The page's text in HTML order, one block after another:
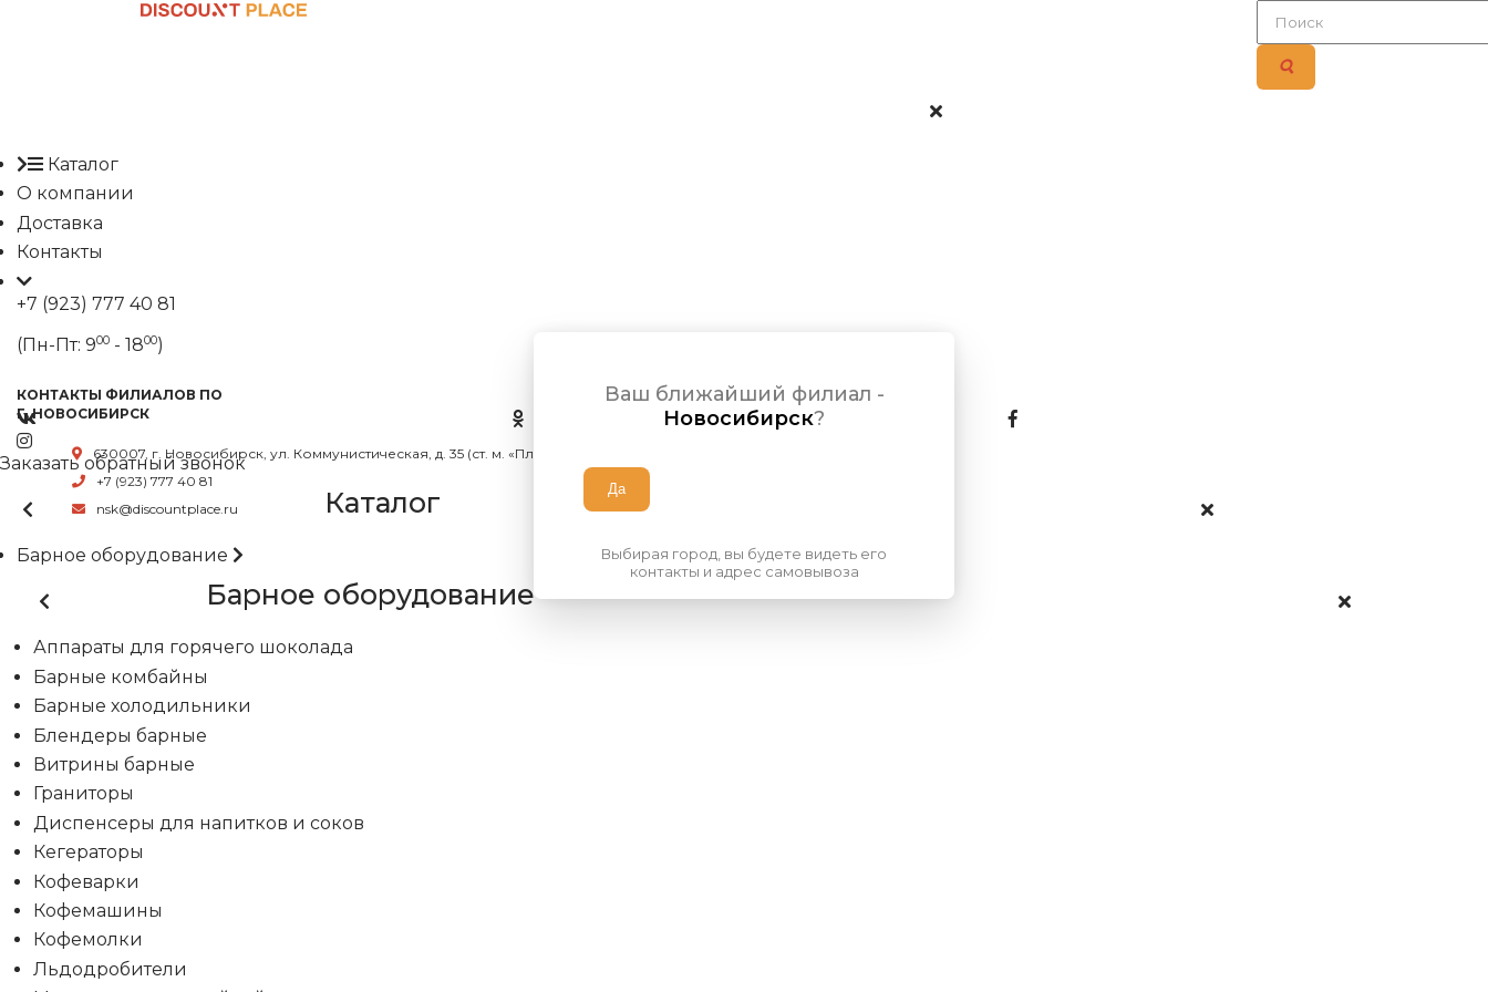
Каталог
О компании
Доставка
Контакты
+7 (923) 777 40 81
(Пн-Пт: 900 - 1800)
КОНТАКТЫ ФИЛИАЛОВ ПО
Г. НОВОСИБИРСК
630007, г. Новосибирск, ул. Коммунистическая, д. 35 (ст. м. «Площадь Ленина»)
+7 (923) 777 40 81
nsk@discountplace.ru
Заказать обратный звонок
Каталог
Барное оборудование
Барное оборудование
Аппараты для горячего шоколада
Барные комбайны
Барные холодильники
Блендеры барные
Витрины барные
Граниторы
Диспенсеры для напитков и соков
Кегераторы
Кофеварки
Кофемашины
Кофемолки
Льдодробители
Ваш ближайший филиал -
Новосибирск?
Выбирая город, вы будете видеть его
контакты и адрес самовывоза